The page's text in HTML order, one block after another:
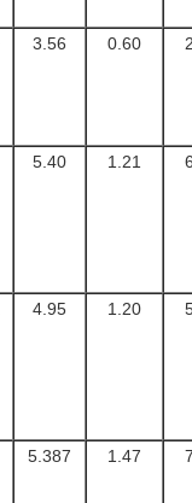
3.56 0.60
5.40 1.21
4.95 1.20
5.387 1.47